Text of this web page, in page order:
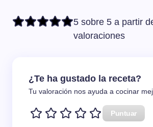
5 sobre 5 a partir
valoraciones
¿Te ha gustado la receta?
Tu valoración nos ayuda a cocinar
Puntuar